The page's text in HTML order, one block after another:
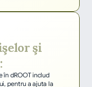
şi
în dROOT includ
pentru a ajuta la